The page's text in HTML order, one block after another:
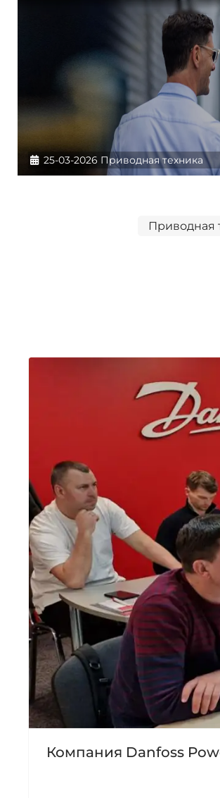
Информация о материале
25-03-2026 Приводная техника
Приводная
Компания Danfoss